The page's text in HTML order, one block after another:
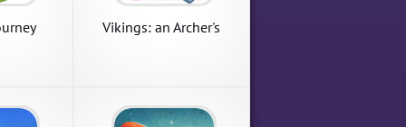
APK İndir
Vikings: an Archer's